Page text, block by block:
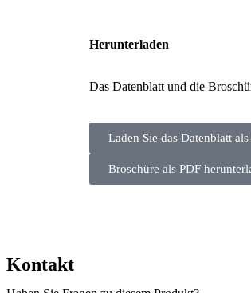
Herunterladen
Das Datenblatt und die
Laden Sie das Datenblatt
Broschüre als PDF
Kontakt